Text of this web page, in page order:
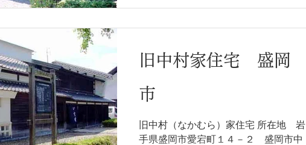
築） 指定物件 主屋 建設年代 江戸
旧中村家住宅 盛岡
市
旧中村（なかむら）家住宅 所在地 岩
手県盛岡市愛宕町１４－２ 盛岡市中